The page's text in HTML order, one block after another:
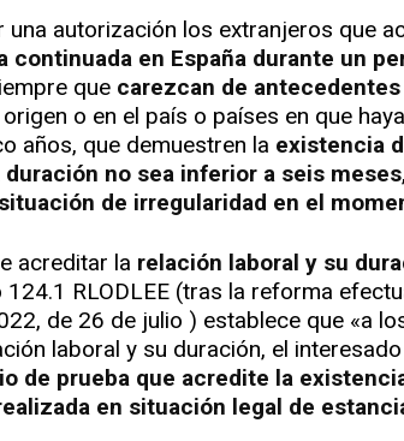
una autorización los extranjeros que
continuada en España durante un
que carezcan de
o en el país o países en que
años, que demuestren la existencia
no sea inferior a seis meses
de irregularidad en el
acreditar la relación laboral y su
RLODLEE (tras la reforma
de 26 de julio ) establece que «a
laboral y su duración, el interesado
de prueba que acredite la
en situación legal de